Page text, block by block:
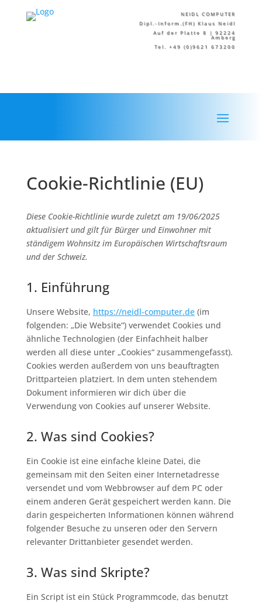
NEIDL COMPUTER
Dipl.-Inform.(FH) Klaus Neidl
Auf der Platte 8 | 92224
Amberg
Tel. +49 (0)9621 673200
Cookie-Richtlinie (EU)
Diese Cookie-Richtlinie wurde zuletzt am 19/06/2025
aktualisiert und gilt für Bürger und Einwohner mit
ständigem Wohnsitz im Europäischen Wirtschaftsraum
und der Schweiz.
1. Einführung
Unsere Website, https://neidl-computer.de(im
folgenden: „Die Website“) verwendet Cookies und
ähnliche Technologien (der Einfachheit halber
werden all diese unter „Cookies“ zusammengefasst).
Cookies werden außerdem von uns beauftragten
Drittparteien platziert. In dem unten stehendem
Dokument informieren wir dich über die
Verwendung von Cookies auf unserer Website.
2. Was sind Cookies?
Ein Cookie ist eine einfache kleine Datei, die
gemeinsam mit den Seiten einer Internetadresse
versendet und vom Webbrowser auf dem PC oder
einem anderen Gerät gespeichert werden kann. Die
darin gespeicherten Informationen können während
folgender Besuche zu unseren oder den Servern
relevanter Drittanbieter gesendet werden.
3. Was sind Skripte?
Ein Script ist ein Stück Programmcode, das benutzt